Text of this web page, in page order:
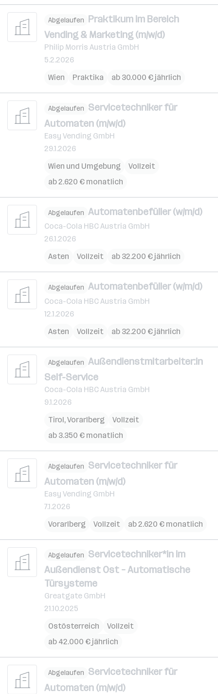
Abgelaufen Praktikum im Bereich
Vending & Marketing (m/w/d)
Philip Morris Austria GmbH
5.2.2026
Wien
Praktika ab 30.000 € jährlich
Abgelaufen Servicetechniker für
Automaten (m/w/d)
Easy Vending GmbH
29.1.2026
Wien und Umgebung
Vollzeit
ab 2.620 € monatlich
Abgelaufen Automatenbefüller (w/m/d)
Coca-Cola HBC Austria GmbH
26.1.2026
Asten
Vollzeit ab 32.200 € jährlich
Abgelaufen Automatenbefüller (w/m/d)
Coca-Cola HBC Austria GmbH
12.1.2026
Asten
Vollzeit ab 32.200 € jährlich
Abgelaufen Außendienstmitarbeiter:in
Self-Service
Coca-Cola HBC Austria GmbH
9.1.2026
Tirol,Vorarlberg
Vollzeit
ab 3.350 € monatlich
Abgelaufen Servicetechniker für
Automaten (m/w/d)
Easy Vending GmbH
7.1.2026
Vorarlberg
Vollzeit ab 2.620 € monatlich
Abgelaufen Servicetechniker*in im
Außendienst Ost – Automatische
Türsysteme
Greatgate GmbH
21.10.2025
Ostösterreich
Vollzeit
ab 42.000 € jährlich
Abgelaufen Servicetechniker für
Automaten (m/w/d)